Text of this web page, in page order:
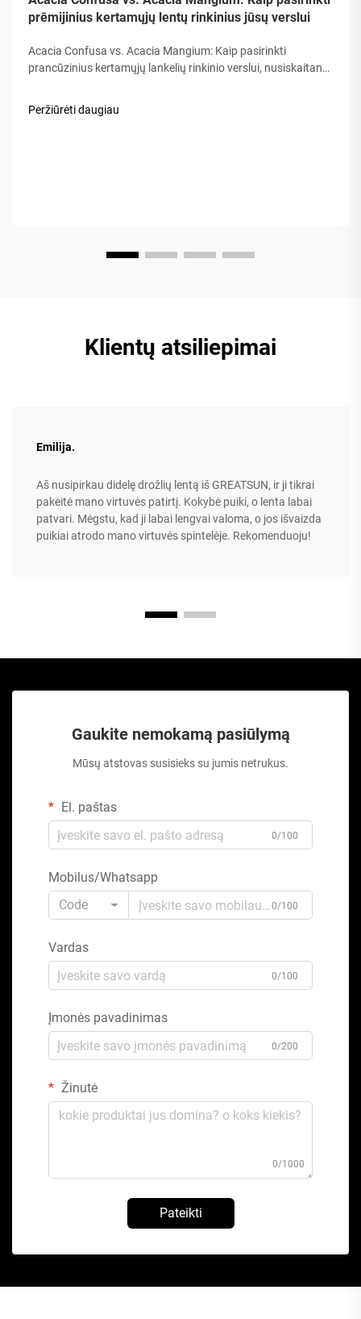
prēmijinius kertamųjų lentų rinkinius jūsų verslui
Acacia Confusa vs. Acacia Mangium: Kaip pasirinkti
prancūzinius kertamųjų lankelių rinkinio verslui, nusiskaitant
yra lygios. Rinka dažnai konfliktuoja…
Peržiūrėti daugiau
Klientų atsiliepimai
Emilija.
Aš nusipirkau didelę drožlių lentą iš GREATSUN, ir ji tikrai
pakeitė mano virtuvės patirtį. Kokybė puiki, o lenta labai
patvari. Mėgstu, kad ji labai lengvai valoma, o jos išvaizda
puikiai atrodo mano virtuvės spintelėje. Rekomenduoju!
Gaukite nemokamą pasiūlymą
Mūsų atstovas susisieks su jumis netrukus.
El. paštas
0/100
Mobilus/Whatsapp
Code
0/100
Vardas
0/100
Įmonės pavadinimas
0/200
Žinutė
0/1000
Pateikti